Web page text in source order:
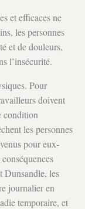
et efficaces ne
les personnes
et de douleurs,
l’insécurité.
Pour
doivent
condition
les personnes
pour eux-
Dunsandle, les
journalier en
temporaire, et